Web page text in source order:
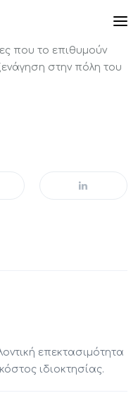
που το επιθυμούν
στην πόλη του
επεκτασιμότητα
ιδιοκτησίας.